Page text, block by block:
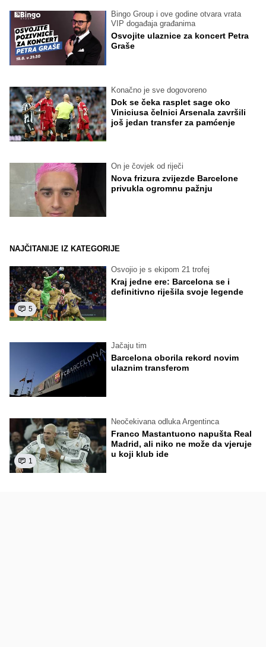
Bingo Group i ove godine otvara vrata
VIP događaja građanima
Osvojite ulaznice za koncert Petra
Graše
Konačno je sve dogovoreno
Dok se čeka rasplet sage oko
Viniciusa čelnici Arsenala završili
još jedan transfer za pamćenje
On je čovjek od riječi
Nova frizura zvijezde Barcelone
privukla ogromnu pažnju
NAJČITANIJE IZ KATEGORIJE
5
Osvojio je s ekipom 21 trofej
Kraj jedne ere: Barcelona se i
definitivno riješila svoje legende
Jačaju tim
Barcelona oborila rekord novim
ulaznim transferom
1
Neočekivana odluka Argentinca
Franco Mastantuono napušta Real
Madrid, ali niko ne može da vjeruje
u koji klub ide